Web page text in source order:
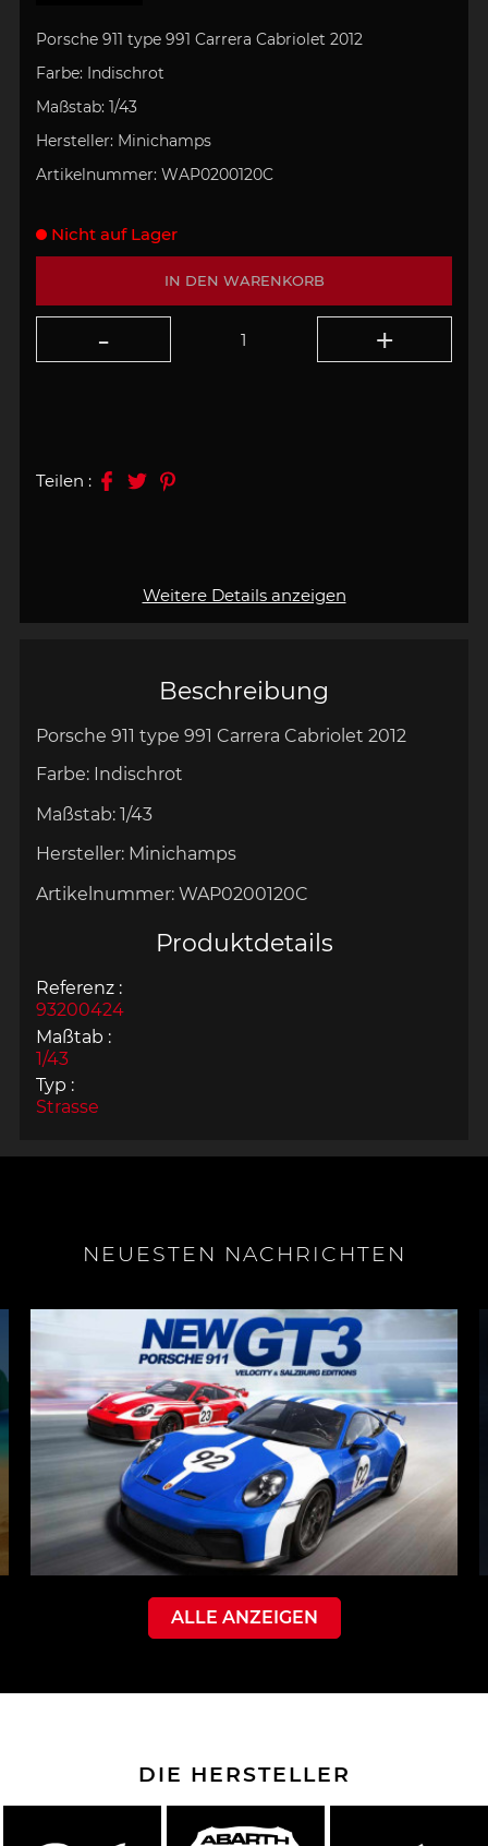
Beschreibung
Porsche 911 type 991 Carrera Cabriolet 2012
Farbe: Indischrot
Maßstab: 1/43
Hersteller: Minichamps
Artikelnummer: WAP0200120C
Produktdetails
Referenz :
93200424
Maßtab :
1/43
Typ :
Strasse
Porsche 911 type 991 Carrera Cabriolet 2012
Farbe:
Indischrot
Maßstab: 1/43
Hersteller: Minichamps
Artikelnummer: WAP0200120C
Weitere Details anzeigen
IN DEN WARENKORB
Nicht auf Lager
Teilen :
NEUESTEN NACHRICHTEN
ALLE ANZEIGEN
DIE HERSTELLER